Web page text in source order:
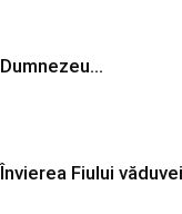
Dumnezeu…
Învierea Fiului